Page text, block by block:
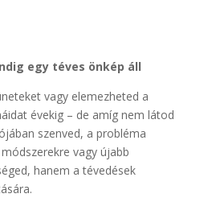
egy téves önkép áll
vagy elemezheted a
évekig – de amíg nem látod
szenved, a probléma
vagy újabb
hanem a tévedések